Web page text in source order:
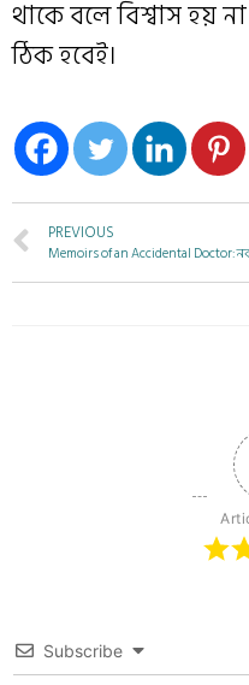
থাকে বলে বিশ্বাস হয়
ঠিক হবেই।
PREVIOUS
Subscribe